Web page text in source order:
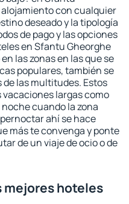
con cualquier
deseado y la tipología
de pago y las opciones
en Sfantu Gheorghe
las zonas en las que se
populares, también se
las multitudes. Estos
largas como
cuando la zona
ahí se hace
más te convenga y ponte
de un viaje de ocio o de
mejores hoteles